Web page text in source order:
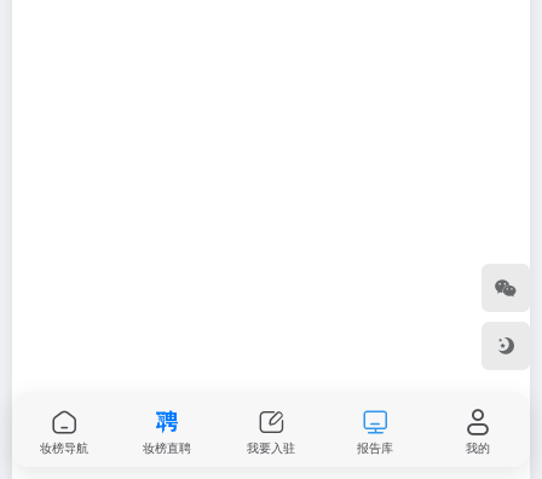
妆榜导航 妆榜直聘 我要入驻 报告库 我的